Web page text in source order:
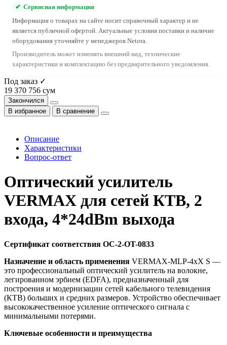
✔ Сервисная информация
Информация о товарах на сайте носит справочный характер и не
является публичной офертой. Актуальные условия поставки и наличие
оборудования уточняйте у менеджеров Netora.
Производитель может изменять внешний вид, технические
характеристики и комплектацию без предварительного уведомления.
Под заказ ✓
19 370 756 сум
Закончился
В избранное
В сравнение
Описание
Характеристики
Вопрос-ответ
Оптический усилитель
VERMAX для сетей КТВ, 2
входа, 4*24dBm выхода
Сертификат соответствия OC-2-OT-0833
Назначение и область применения VERMAX-MLP-4xX S —
это профессиональный оптический усилитель на волокне,
легированном эрбием (EDFA), предназначенный для
построения и модернизации сетей кабельного телевидения
(КТВ) больших и средних размеров. Устройство обеспечивает
высококачественное усиление оптического сигнала с
минимальными потерями.
Ключевые особенности и преимущества